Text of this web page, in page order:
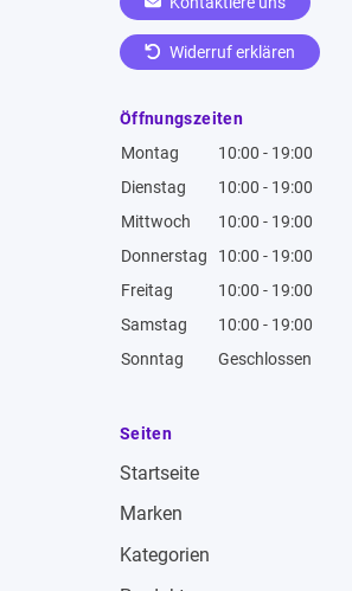
Widerruf erklären
Öffnungszeiten
Montag
10:00 - 19:00
Dienstag
10:00 - 19:00
Mittwoch
10:00 - 19:00
Donnerstag
10:00 - 19:00
Freitag
10:00 - 19:00
Samstag
10:00 - 19:00
Sonntag
Geschlossen
Seiten
Startseite
Marken
Kategorien